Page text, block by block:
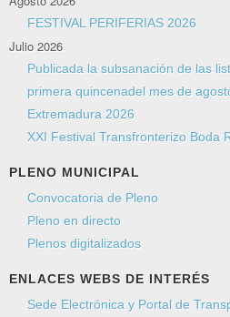
FESTIVAL PERIFERIAS 2026
Julio 2026
Publicada la subsanación de las
primera quincenadel mes de
Extremadura 2026
XXI Festival Transfronterizo Boda
PLENO MUNICIPAL
Convocatoria de Pleno
Pleno en directo
Plenos digitalizados
ENLACES WEBS DE INTERÉS
Sede Electrónica y Portal de